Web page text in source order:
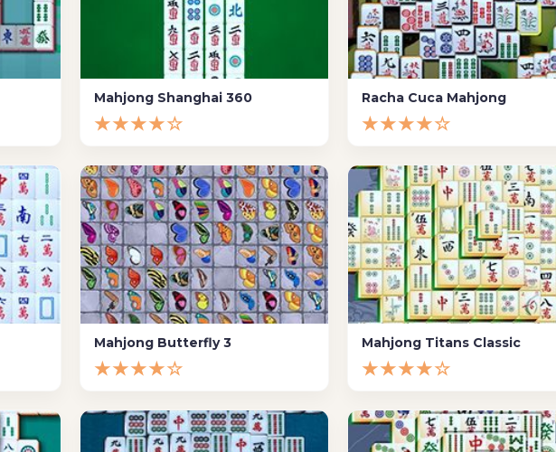
Mahjong Shanghai 360
★★★★☆
Racha Cuca Mahjong
★★★★☆
Mahjong Butterfly 3
★★★★☆
Mahjong Titans Classic
★★★★☆